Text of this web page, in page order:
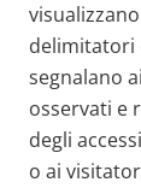
delimitatori
segnalano
osservati e
degli
o ai